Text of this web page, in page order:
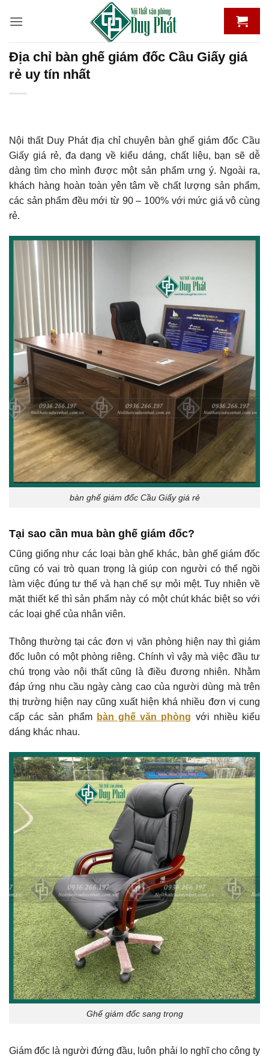
qua
dungĐịa chỉ bàn ghế giám đốc Cầu Giấy giá
rẻ uy tín nhất
Nội thất Duy Phát địa chỉ chuyên bàn ghế giám đốc Cầu
Giấy giá rẻ, đa dạng về kiểu dáng, chất liệu, bạn sẽ dễ
dàng tìm cho mình được một sản phẩm ưng ý. Ngoài ra,
khách hàng hoàn toàn yên tâm về chất lượng sản phẩm,
các sản phẩm đều mới từ 90 – 100% với mức giá vô cùng
rẻ.
bàn ghế giám đốc Cầu Giấy giá rẻ
Tại sao cần mua bàn ghế giám đốc?
Cũng giống như các loại bàn ghế khác, bàn ghế giám đốc
cũng có vai trò quan trọng là giúp con người có thể ngồi
làm việc đúng tư thế và hạn chế sự mỏi mệt. Tuy nhiên về
mặt thiết kế thì sản phẩm này có một chút khác biệt so với
các loại ghế của nhân viên.
Thông thường tại các đơn vị văn phòng hiện nay thì giám
đốc luôn có một phòng riêng. Chính vì vậy mà việc đầu tư
chú trọng vào nội thất cũng là điều đương nhiên. Nhằm
đáp ứng nhu cầu ngày càng cao của người dùng mà trên
thị trường hiện nay cũng xuất hiện khá nhiều đơn vị cung
cấp các sản phẩm bàn ghế văn phòng với nhiều kiểu
dáng khác nhau.
Ghế giám đốc sang trọng
Giám đốc là người đứng đầu, luôn phải lo nghĩ cho công ty